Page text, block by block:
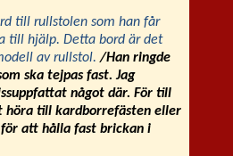
till rullstolen som han får
till hjälp. Detta bord är det
av rullstol./Han ringde
ska tejpas fast. Jag
något där. För till
höra till kardborrefästen eller
att hålla fast brickan i